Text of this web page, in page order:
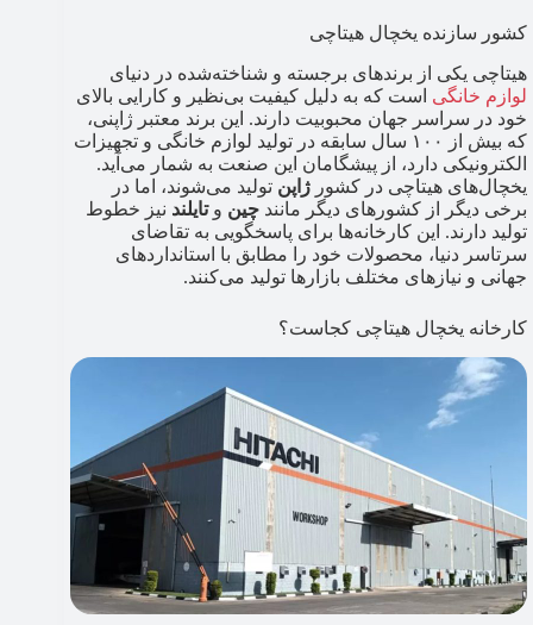
کشور سازنده یخچال هیتاچی
هیتاچی یکی از برندهای برجسته و شناخته‌شده در دنیای
لوازم خانگی است که به دلیل کیفیت بی‌نظیر و کارایی بالای
خود در سراسر جهان محبوبیت دارند. این برند معتبر ژاپنی،
که بیش از ۱۰۰ سال سابقه در تولید لوازم خانگی و تجهیزات
الکترونیکی دارد، از پیشگامان این صنعت به شمار می‌آید.
یخچال‌های هیتاچی در کشور ژاپن تولید می‌شوند، اما در
برخی دیگر از کشورهای دیگر مانند چین وتایلند نیز خطوط
تولید دارند. این کارخانه‌ها برای پاسخگویی به تقاضای
سرتاسر دنیا، محصولات خود را مطابق با استانداردهای
جهانی و نیازهای مختلف بازارها تولید می‌کنند.
کارخانه یخچال هیتاچی کجاست؟